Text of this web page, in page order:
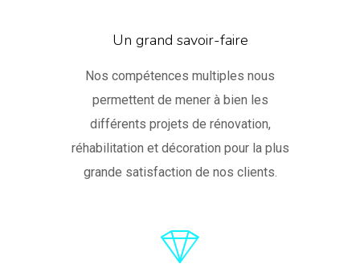
Un grand savoir-faire
Nos compétences multiples nous
permettent de mener à bien les
différents projets de rénovation,
réhabilitation et décoration pour la plus
grande satisfaction de nos clients.